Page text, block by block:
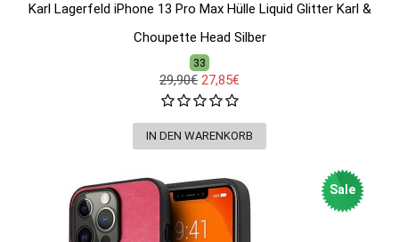
Karl Lagerfeld iPhone 13 Pro Max Hülle Liquid Glitter Karl &
Choupette Head Silber
33
29,90€ 27,85€
Sale